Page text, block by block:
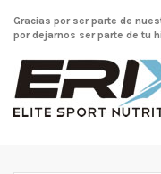
Gracias por ser parte de
por dejarnos ser parte de tu